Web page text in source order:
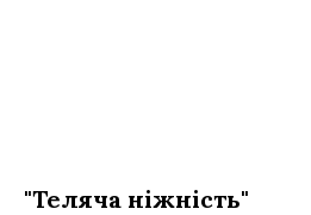
"Теляча ніжність"